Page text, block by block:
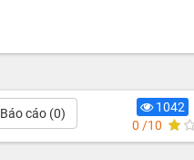
Báo cáo (0)
1042
0 /10